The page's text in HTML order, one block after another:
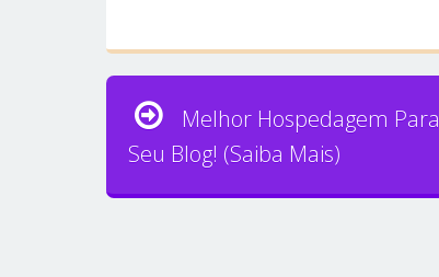
Melhor Hospedagem Para
Seu Blog! (Saiba Mais)